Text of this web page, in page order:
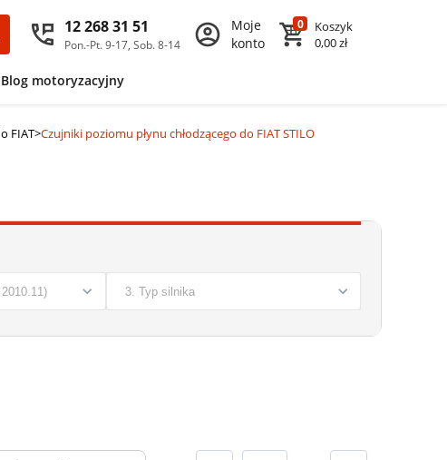
12 268 31 51
Pon.-Pt. 9-17, Sob. 8-14
Moje
konto
0
Koszyk
0,00 zł
Blog motoryzacyjny
FIAT>Czujniki poziomu płynu chłodzącego do FIAT STILO